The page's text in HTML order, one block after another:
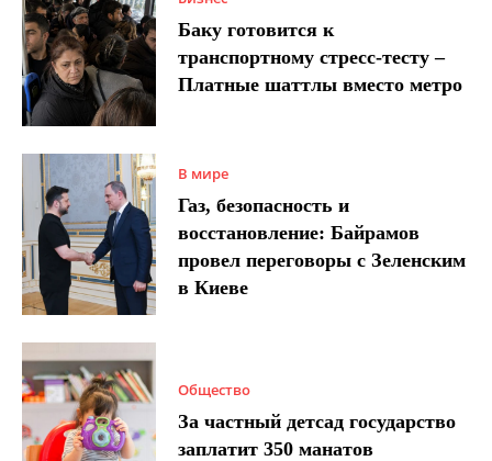
Баку готовится к
транспортному стресс-тесту –
Платные шаттлы вместо метро
В мире
Газ, безопасность и
восстановление: Байрамов
провел переговоры с Зеленским
в Киеве
Общество
За частный детсад государство
заплатит 350 манатов